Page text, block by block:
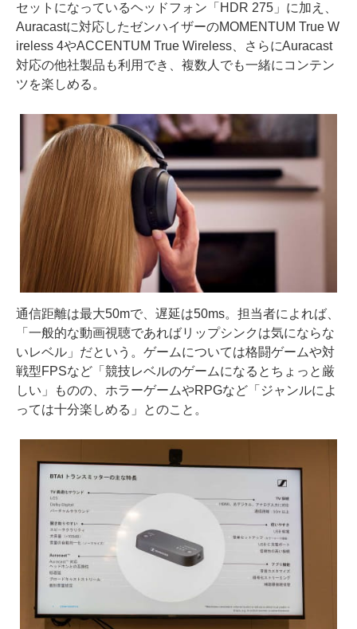
セットになっているヘッドフォン「HDR 275」に加え、
Auracastに対応したゼンハイザーのMOMENTUM True W
ireless 4やACCENTUM True Wireless、さらにAuracast
対応の他社製品も利用でき、複数人でも一緒にコンテン
ツを楽しめる。
通信距離は最大50mで、遅延は50ms。担当者によれば、
「一般的な動画視聴であればリップシンクは気にならな
いレベル」だという。ゲームについては格闘ゲームや対
戦型FPSなど「競技レベルのゲームになるとちょっと厳
しい」ものの、ホラーゲームやRPGなど「ジャンルによ
っては十分楽しめる」とのこと。